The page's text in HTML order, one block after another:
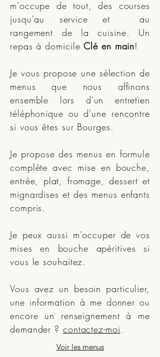
m'occupe de tout, des courses
jusqu'au service et au
rangement de la cuisine. Un
repas à domicileClé en main!
Je vous propose une sélection de
menus que nous affinons
ensemble lors d'un entretien
téléphonique ou d'une rencontre
si vous êtes sur Bourges.
Je propose des menus en formule
complète avec mise en bouche,
entrée, plat, fromage, dessert et
mignardises et des menus enfants
compris.
Je peux aussi m'occuper de vos
mises en bouche apéritives si
vous le souhaitez.
Vous avez un besoin particulier,
une information à me donner ou
encore un renseignement à me
demander ? contactez-moi.
Voir les menus